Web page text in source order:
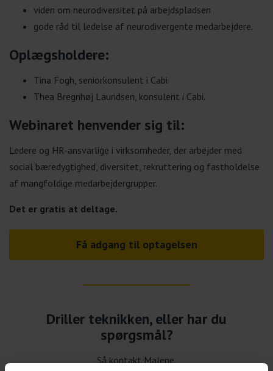
viden om neurodiversitet på arbejdspladsen
gode råd til ledelse af neurodivergente medarbejdere.
Oplægsholdere:
Tina Fogh, seniorkonsulent i Cabi
Thea Bregnhøj Lauridsen, konsulent i Cabi.
Webinaret henvender sig til:
Ledere og HR-ansvarlige i virksomheder, der arbejder med
social bæredygtighed, diversitet, rekruttering og fastholdelse
af mangfoldige medarbejdergrupper.
Det er gratis at deltage.
Få adgang til optagelsen
Driller teknikken, eller har du
spørgsmål?
Så kontakt Malene.